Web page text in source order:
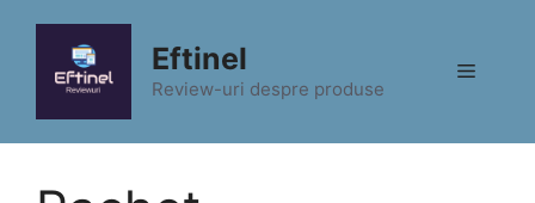
conținut
Eftinel
Review-uri despre produse
Meniu